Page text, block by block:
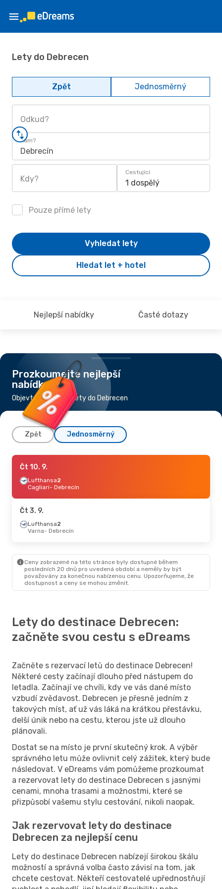
Lety do Debrecen
Zpět Jednosměrný
Odkud?
Kam?
Debrecín
Kdy?
Cestující
1 dospělý
Pouze přímé lety
Hledat let + hotel
Vyhledat lety
Nejlepší nabídky Časté dotazy
Prozkoumejte nejlepší
nabídky
Objevte nejlevnější lety do Debrecen
Zpět Jednosměrný
St 9. 9.- St 16. 9.
Wizz Air UK
London- Debrecín
Debrecín- London
Pá 25. 9.- Po 28. 9.
Debrecín
- Praha
Pá 28. 8.- Po 31. 8.
Lufthansa
Debrecín- Praha
Čt 10. 9.
Lufthansa2
Cagliari- Debrecín
Čt 3. 9.
Lufthansa2
Varna- Debrecín
Ceny zobrazené na této stránce byly dostupné během
posledních 20 dnů pro uvedená období a neměly by být
považovány za konečnou nabízenou cenu. Upozorňujeme, že
dostupnost a ceny se mohou změnit.
Lety do destinace Debrecen:
začněte svou cestu s eDreams
Začněte s rezervací letů do destinace Debrecen!
Některé cesty začínají dlouho před nástupem do
letadla. Začínají ve chvíli, kdy ve vás dané místo
vzbudí zvědavost. Debrecen je přesně jedním z
takových míst, ať už vás láká na krátkou přestávku,
delší únik nebo na cestu, kterou jste už dlouho
plánovali.
Dostat se na místo je první skutečný krok. A výběr
správného letu může ovlivnit celý zážitek, který bude
následovat. V eDreams vám pomůžeme prozkoumat
a rezervovat lety do destinace Debrecen s jasnými
cenami, mnoha trasami a možnostmi, které se
přizpůsobí vašemu stylu cestování, nikoli naopak.
Jak rezervovat lety do destinace
Debrecen za nejlepší cenu
Lety do destinace Debrecen nabízejí širokou škálu
možností a správná volba často závisí na tom, jak
chcete cestovat. Někteří cestovatelé upřednostňují